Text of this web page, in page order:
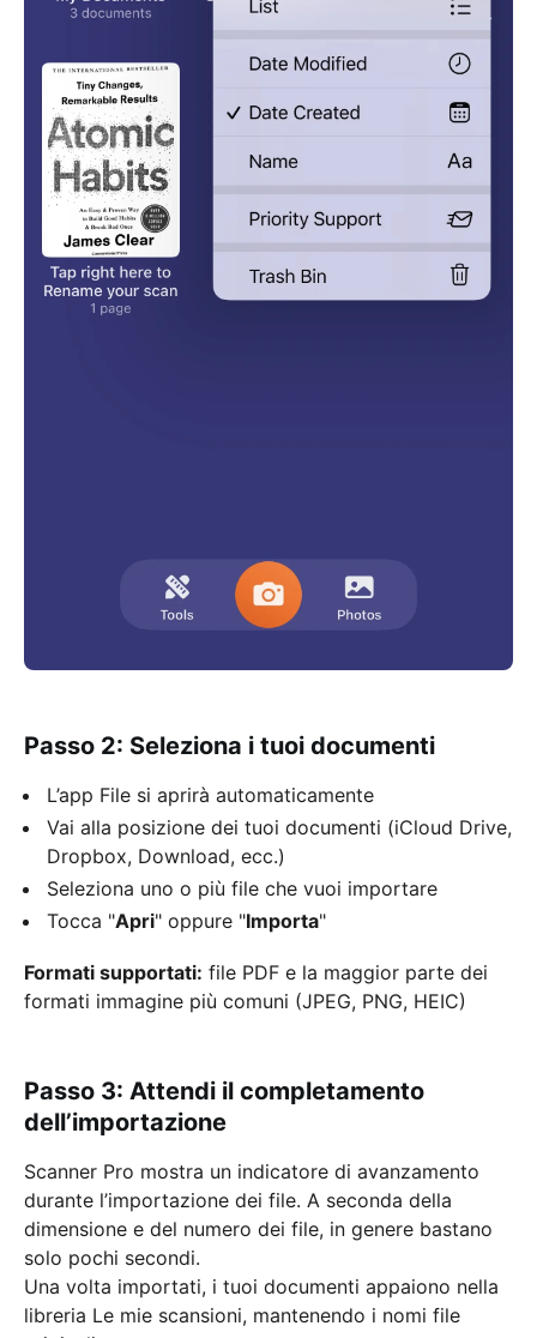
Passo 2: Seleziona i tuoi documenti
L’app File si aprirà automaticamente
Vai alla posizione dei tuoi documenti (iCloud Drive,
Dropbox, Download, ecc.)
Seleziona uno o più file che vuoi importare
Tocca "Apri" oppure "Importa"
Formati supportati: file PDF e la maggior parte dei
formati immagine più comuni (JPEG, PNG, HEIC)
Passo 3: Attendi il completamento
dell’importazione
Scanner Pro mostra un indicatore di avanzamento
durante l’importazione dei file. A seconda della
dimensione e del numero dei file, in genere bastano
solo pochi secondi.
Una volta importati, i tuoi documenti appaiono nella
libreria Le mie scansioni, mantenendo i nomi file